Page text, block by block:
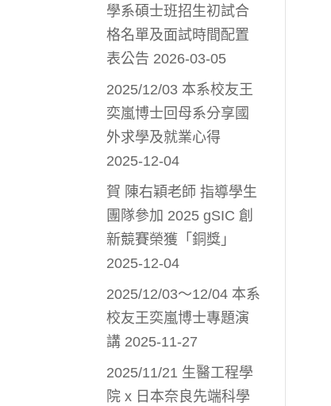
學系碩士班招生初試合
格名單及面試時間配置
表公告 2026-03-05
2025/12/03 本系校友王
奕嵐博士回母系分享國
外求學及就業心得
2025-12-04
賀 陳右穎老師 指導學生
團隊參加 2025 gSIC 創
新競賽榮獲「銅獎」
2025-12-04
2025/12/03～12/04 本系
校友王奕嵐博士專題演
講 2025-11-27
2025/11/21 生醫工程學
院 x 日本奈良先端科學